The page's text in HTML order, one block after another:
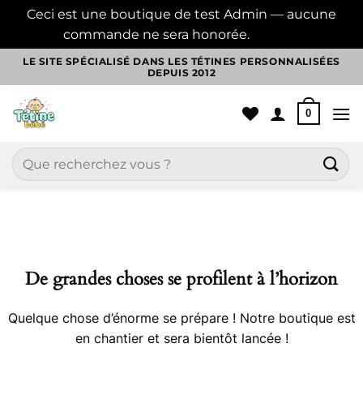
Ceci est une boutique de test Admin — aucune
commande ne sera honorée.
Passer
contenu
LE SITE SPÉCIALISÉ DANS LES TÉTINES PERSONNALISÉES
DEPUIS 2012
0
Recherche
pour :
De grandes choses se profilent à l’horizon
Quelque chose d’énorme se prépare ! Notre boutique est
en chantier et sera bientôt lancée !